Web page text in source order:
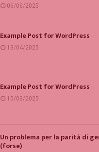
06/06/2025
Example Post for WordPress
13/04/2025
Example Post for WordPress
15/03/2025
Un problema per la parità di
(forse)